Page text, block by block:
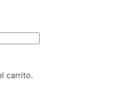
carrito.